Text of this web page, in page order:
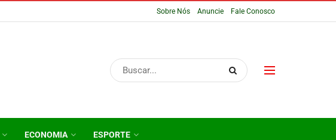
Sobre Nós Anuncie Fale Conosco
ECONOMIA ESPORTE